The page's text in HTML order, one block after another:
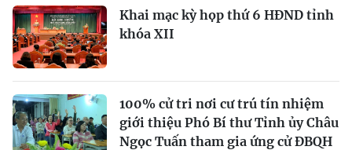
Khai mạc kỳ họp thứ 6 HĐND tỉnh
khóa XII
100% cử tri nơi cư trú tín nhiệm
giới thiệu Phó Bí thư Tỉnh ủy Châu
Ngọc Tuấn tham gia ứng cử ĐBQH